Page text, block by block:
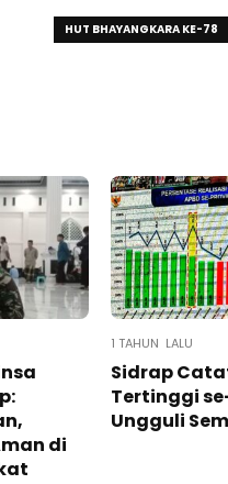
HUT BHAYANGKARA KE-78
di
1 TAHUN LALU
Sidrap
Tertinggi
Ungguli